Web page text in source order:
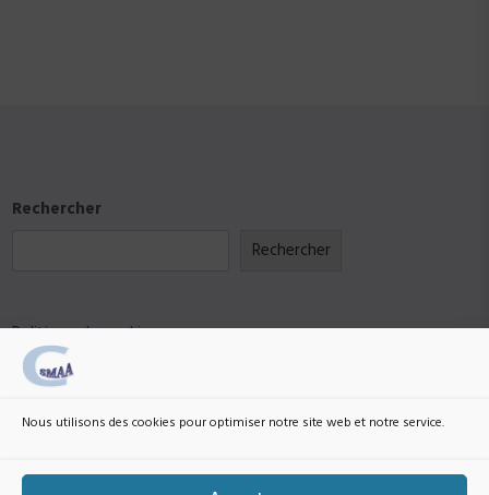
Nous utilisons des cookies pour optimiser notre site web et notre service.
Rechercher
Rechercher
Politique de cookies